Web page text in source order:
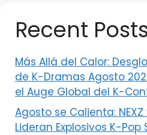
Recent
Más Allá del Calor:
de K-Dramas Agosto
el Auge Global del K-
Agosto se Calienta:
Lideran Explosivos K-